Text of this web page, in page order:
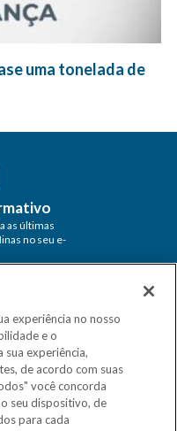
uma tonelada de
as últimas
no seu e-
experiência no nosso
e o
sua experiência,
de acordo com suas
você concorda
seu dispositivo, de
para cada